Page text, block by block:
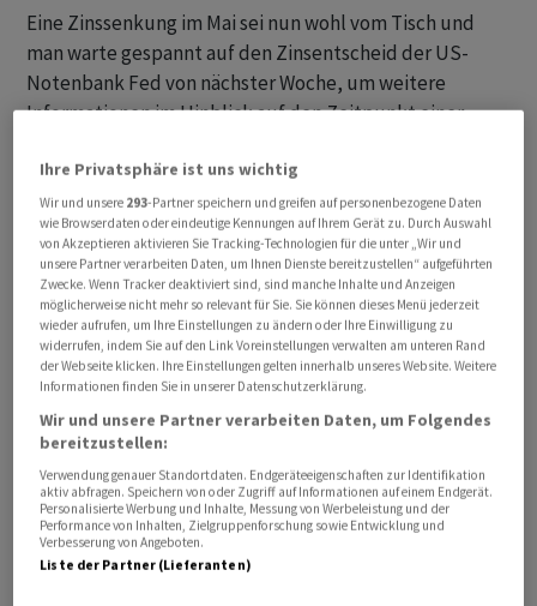
Eine Zinssenkung im Mai sei nun wohl vom Tisch und
man warte gespannt auf den Zinsentscheid der US-
Notenbank Fed von nächster Woche, um weitere
Informationen im Hinblick auf den Zeitpunkt einer
«Hexensabbat», also der Verfallstag von Optionen und
Futures auf Aktien und Indizes, habe derweil zwar für
hohe Umsätze gesorgt, die Kurse per Saldo aber nicht
allzu stark beeinflusst, hiess es.
Der Leitindex SMI schloss 0,38 Prozent tiefer bei
11'676,13 Punkten, womit sich noch ein leichtes
Wochenplus von 0,2 Prozent oder rund 30 Punkten
ergab. Der Höhepunkt der Woche war der Mittwoch, als
der Index mit dem bisherigen Jahreshoch knapp an der
Marke von 11'800 Punkten kratzte.
Der SLI, in dem die 30 wichtigsten Aktien enthalten
sind, schwächte sich am Freitag um 0,49 Prozent ab auf
Ihre Privatsphäre ist uns wichtig
Wir und unsere 293-Partner speichern und greifen auf personenbezogene Daten
wie Browserdaten oder eindeutige Kennungen auf Ihrem Gerät zu. Durch Auswahl
von Akzeptieren aktivieren Sie Tracking-Technologien für die unter „Wir und
unsere Partner verarbeiten Daten, um Ihnen Dienste bereitzustellen“ aufgeführten
Zwecke. Wenn Tracker deaktiviert sind, sind manche Inhalte und Anzeigen
möglicherweise nicht mehr so relevant für Sie. Sie können dieses Menü jederzeit
wieder aufrufen, um Ihre Einstellungen zu ändern oder Ihre Einwilligung zu
widerrufen, indem Sie auf den Link Voreinstellungen verwalten am unteren Rand
der Webseite klicken. Ihre Einstellungen gelten innerhalb unseres Website. Weitere
Informationen finden Sie in unserer Datenschutzerklärung.
Wir und unsere Partner verarbeiten Daten, um Folgendes
bereitzustellen:
Verwendung genauer Standortdaten. Endgeräteeigenschaften zur Identifikation
aktiv abfragen. Speichern von oder Zugriff auf Informationen auf einem Endgerät.
Personalisierte Werbung und Inhalte, Messung von Werbeleistung und der
Performance von Inhalten, Zielgruppenforschung sowie Entwicklung und
Verbesserung von Angeboten.
Liste der Partner (Lieferanten)